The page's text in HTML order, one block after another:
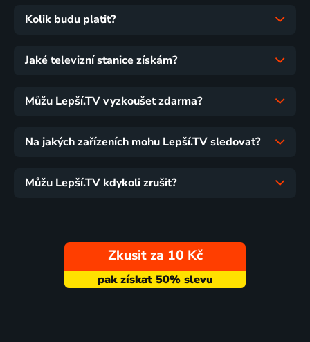
Kolik budu platit?
Jaké televizní stanice získám?
Můžu Lepší.TV vyzkoušet zdarma?
Na jakých zařízeních mohu Lepší.TV sledovat?
Můžu Lepší.TV kdykoli zrušit?
Zkusit za 10 Kč